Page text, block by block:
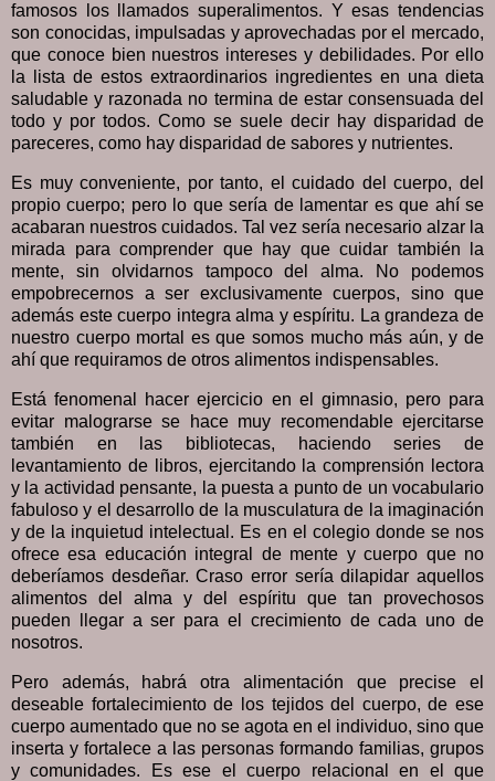
famosos los llamados superalimentos. Y esas tendencias
son conocidas, impulsadas y aprovechadas por el mercado,
que conoce bien nuestros intereses y debilidades. Por ello
la lista de estos extraordinarios ingredientes en una dieta
saludable y razonada no termina de estar consensuada del
todo y por todos. Como se suele decir hay disparidad de
pareceres, como hay disparidad de sabores y nutrientes.
Es muy conveniente, por tanto, el cuidado del cuerpo, del
propio cuerpo; pero lo que sería de lamentar es que ahí se
acabaran nuestros cuidados. Tal vez sería necesario alzar la
mirada para comprender que hay que cuidar también la
mente, sin olvidarnos tampoco del alma. No podemos
empobrecernos a ser exclusivamente cuerpos, sino que
además este cuerpo integra alma y espíritu. La grandeza de
nuestro cuerpo mortal es que somos mucho más aún, y de
ahí que requiramos de otros alimentos indispensables.
Está fenomenal hacer ejercicio en el gimnasio, pero para
evitar malograrse se hace muy recomendable ejercitarse
también en las bibliotecas, haciendo series de
levantamiento de libros, ejercitando la comprensión lectora
y la actividad pensante, la puesta a punto de un vocabulario
fabuloso y el desarrollo de la musculatura de la imaginación
y de la inquietud intelectual. Es en el colegio donde se nos
ofrece esa educación integral de mente y cuerpo que no
deberíamos desdeñar. Craso error sería dilapidar aquellos
alimentos del alma y del espíritu que tan provechosos
pueden llegar a ser para el crecimiento de cada uno de
nosotros.
Pero además, habrá otra alimentación que precise el
deseable fortalecimiento de los tejidos del cuerpo, de ese
cuerpo aumentado que no se agota en el individuo, sino que
inserta y fortalece a las personas formando familias, grupos
y comunidades. Es ese el cuerpo relacional en el que